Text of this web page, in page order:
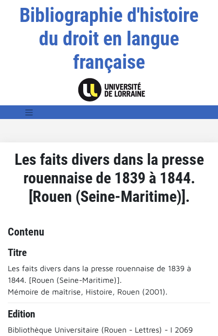
Bibliographie d'histoire
du droit en langue
française
Les faits divers dans la presse
rouennaise de 1839 à 1844.
[Rouen (Seine-Maritime)].
Contenu
Titre
Les faits divers dans la presse rouennaise de 1839 à
1844. [Rouen (Seine-Maritime)].
Mémoire de maîtrise, Histoire, Rouen (2001).
Edition
Bibliothèque Universitaire (Rouen - Lettres) - I 2069